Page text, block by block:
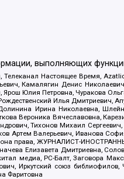
выполняющих
Настоящее Время,
Камалягин Денис
Юлия Петровна, Чуракова
Илья Дмитриевич,
Ирина Николаевна,
Вероника Вячеславовна,
Тихонов Михаил Сергеевич,
Артем Валерьевич, Иванова
права, ЖУРНАЛИСТ-
Елизавета Дмитриевна,
медиа, РС-Балт, Заговора
Иркутский союз
Фаритовна